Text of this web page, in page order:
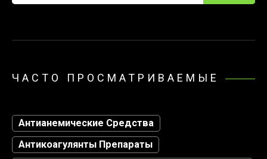
ЧАСТО ПРОСМАТРИВАЕМЫЕ
Антианемические Средства
Антикоагулянты Препараты